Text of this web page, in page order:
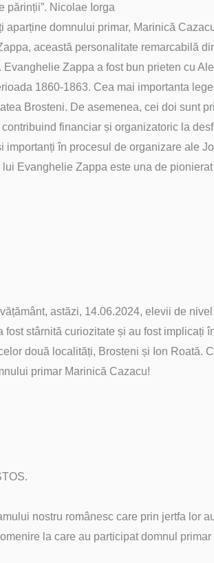
părinții”. Nicolae Iorga
domnului primar, Marinică
această personalitate remarcabilă
Zappa a fost bun prieten cu
1860-1863. Cea mai importanta
Brosteni. De asemenea, cei doi sunt
financiar și organizatoric la
în procesul de organizare ale
Evanghelie Zappa este una de
astăzi, 14.06.2024, elevii de
stârnită curiozitate și au fost implicați
două localități, Brosteni și Ion Roată.
primar Marinică Cazacu!
nostru românesc care prin jertfa lor
la care au participat domnul